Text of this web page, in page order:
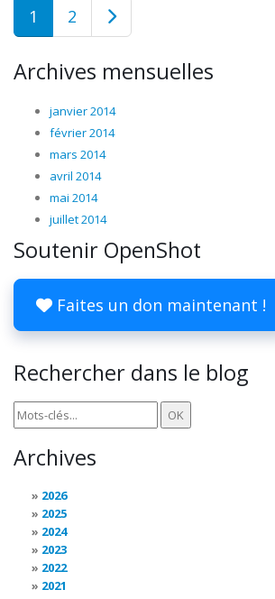
1 2
Archives mensuelles
janvier 2014
février 2014
mars 2014
avril 2014
mai 2014
juillet 2014
Soutenir OpenShot
Faites un don maintenant !
Rechercher dans le blog
Archives
2026
2025
2024
2023
2022
2021